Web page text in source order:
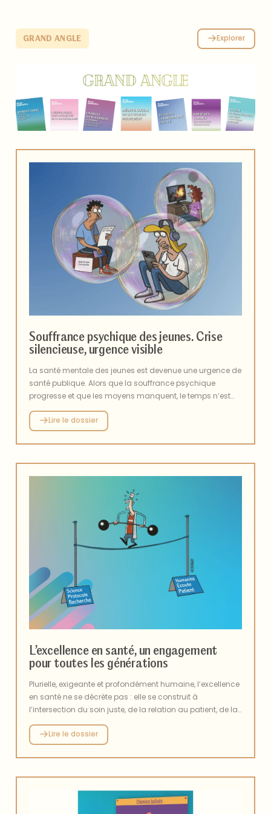
organisée par le FHF le 17 juin 2026.
GRAND ANGLE Explorer
Souffrance psychique des jeunes. Crise
silencieuse, urgence visible
La santé mentale des jeunes est devenue une urgence de
santé publique. Alors que la souffrance psychique
progresse et que les moyens manquent, le temps n’est
plus au constat mais à l’action. Sur le terrain, des
initiatives comme les maisons des adolescents ou
l’intervention précoce en psychiatrie avec le C’JAAD
tentent de répondre à l’ampleur des besoins. Entre
mobilisation des professionnels et engagement citoyen,
fragilités et construire collectivement une réponse à la
Lire le dossier
L’excellence en santé, un engagement
pour toutes les générations
Plurielle, exigeante et profondément humaine, l’excellence
en santé ne se décrète pas : elle se construit à
l’intersection du soin juste, de la relation au patient, de la
science, de l’enseignement et de l’engagement collectif.
Dans un environnement national et international en
mutation rapide, l’hôpital est sommé de tenir ensemble
performance scientifique, responsabilité sociale, sécurité
sanitaire et résilience démocratique. De l’organisation
des outre-mer aux dispositifs gestion de crise, ce dossier
Lire le dossier